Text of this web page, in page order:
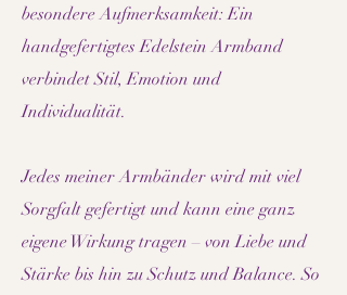
besondere Aufmerksamkeit: Ein
handgefertigtes Edelstein Armband
verbindet Stil, Emotion und
Individualität.
Jedes meiner Armbänder wird mit viel
Sorgfalt gefertigt und kann eine ganz
eigene Wirkung tragen – von Liebe und
Stärke bis hin zu Schutz und Balance. So